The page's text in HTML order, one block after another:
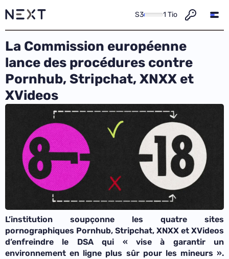
S3 1 Tio
La Commission européenne
lance des procédures contre
Pornhub, Stripchat, XNXX et
XVideos
L’institution soupçonne les quatre sites
pornographiques Pornhub, Stripchat, XNXX et XVideos
d’enfreindre le DSA qui « vise à garantir un
environnement en ligne plus sûr pour les mineurs ».